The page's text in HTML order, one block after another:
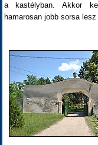
a kastélyban. Akkor
hamarosan jobb sorsa